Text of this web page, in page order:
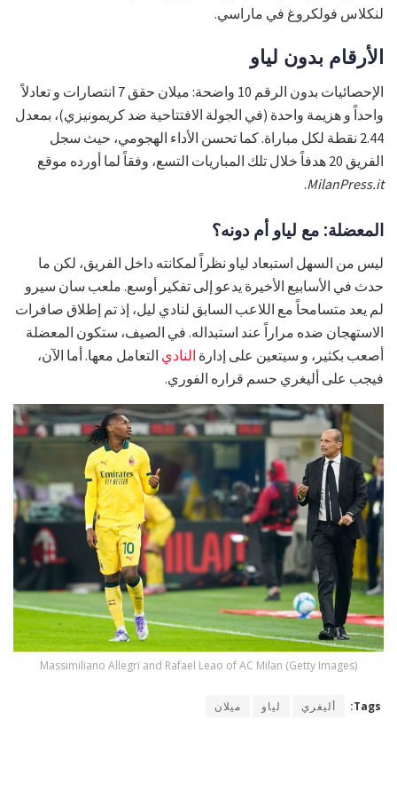
لنكلاس فولكروغ في ماراسي.
الأرقام بدون لياو
الإحصائيات بدون الرقم 10 واضحة: ميلان حقق 7 انتصارات و تعادلاً
واحداً و هزيمة واحدة (في الجولة الافتتاحية ضد كريمونيزي)، بمعدل
2.44 نقطة لكل مباراة. كما تحسن الأداء الهجومي، حيث سجل
الفريق 20 هدفاً خلال تلك المباريات التسع، وفقاً لما أورده موقع
MilanPress.it
.
المعضلة: مع لياو أم دونه؟
ليس من السهل استبعاد لياو نظراً لمكانته داخل الفريق، لكن ما
حدث في الأسابيع الأخيرة يدعو إلى تفكير أوسع. ملعب سان سيرو
لم يعد متسامحاً مع اللاعب السابق لنادي ليل، إذ تم إطلاق صافرات
الاستهجان ضده مراراً عند استبداله. في الصيف، ستكون المعضلة
أصعب بكثير، و سيتعين على إدارة النادي التعامل معها. أما الآن،
فيجب على أليغري حسم قراره الفوري.
Massimiliano Allegri and Rafael Leao of AC Milan (Getty Images)
Tags: أليغري لياو ميلان